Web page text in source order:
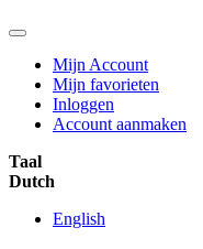
Mijn Account
Mijn favorieten
Inloggen
Account aanmaken
Taal
Dutch
English